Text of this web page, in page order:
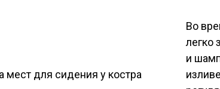
мест для сидения у костра
Во
легко
и